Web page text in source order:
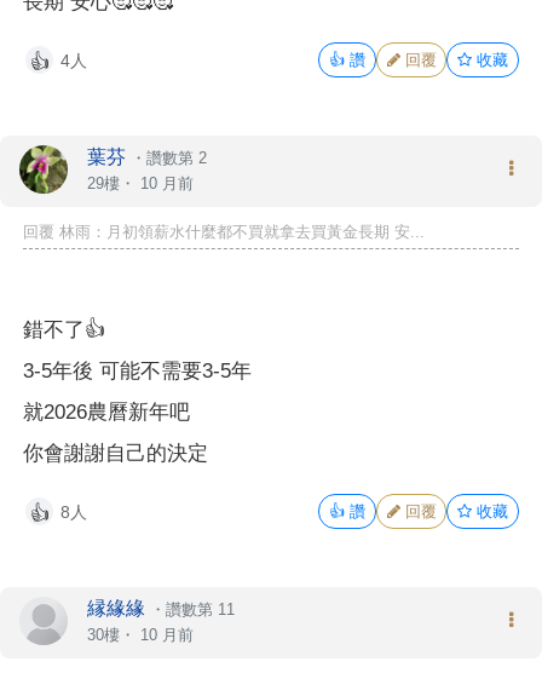
👍 4人 👍 讚 回覆 收藏
葉芬 ・ 讚數第 2
29樓・ 10 月前
回覆 林雨：月初領薪水什麼都不買就拿去買黃金長期 安...
錯不了👍
3-5年後 可能不需要3-5年
就2026農曆新年吧
你會謝謝自己的決定
👍 8人 👍 讚 回覆 收藏
縁緣緣 ・ 讚數第 11
30樓・ 10 月前